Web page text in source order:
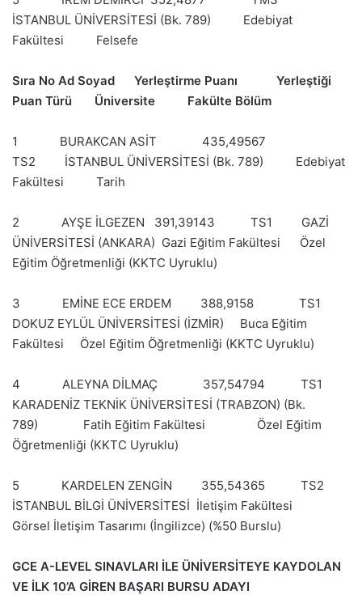
İSTANBUL ÜNİVERSİTESİ (Bk. 789) Edebiyat
Fakültesi Felsefe
Sıra No Ad Soyad Yerleştirme Puanı Yerleştiği
Puan Türü Üniversite Fakülte Bölüm
1 BURAKCAN ASİT 435,49567
TS2 İSTANBUL ÜNİVERSİTESİ (Bk. 789) Edebiyat
Fakültesi Tarih
2 AYŞE İLGEZEN 391,39143 TS1 GAZİ
ÜNİVERSİTESİ (ANKARA) Gazi Eğitim Fakültesi Özel
Eğitim Öğretmenliği (KKTC Uyruklu)
3 EMİNE ECE ERDEM 388,9158 TS1
DOKUZ EYLÜL ÜNİVERSİTESİ (İZMİR) Buca Eğitim
Fakültesi Özel Eğitim Öğretmenliği (KKTC Uyruklu)
4 ALEYNA DİLMAÇ 357,54794 TS1
KARADENİZ TEKNİK ÜNİVERSİTESİ (TRABZON) (Bk.
789) Fatih Eğitim Fakültesi Özel Eğitim
Öğretmenliği (KKTC Uyruklu)
5 KARDELEN ZENGİN 355,54365 TS2
İSTANBUL BİLGİ ÜNİVERSİTESİ İletişim Fakültesi
Görsel İletişim Tasarımı (İngilizce) (%50 Burslu)
GCE A-LEVEL SINAVLARI İLE ÜNİVERSİTEYE KAYDOLAN
VE İLK 10’A GİREN BAŞARI BURSU ADAYI